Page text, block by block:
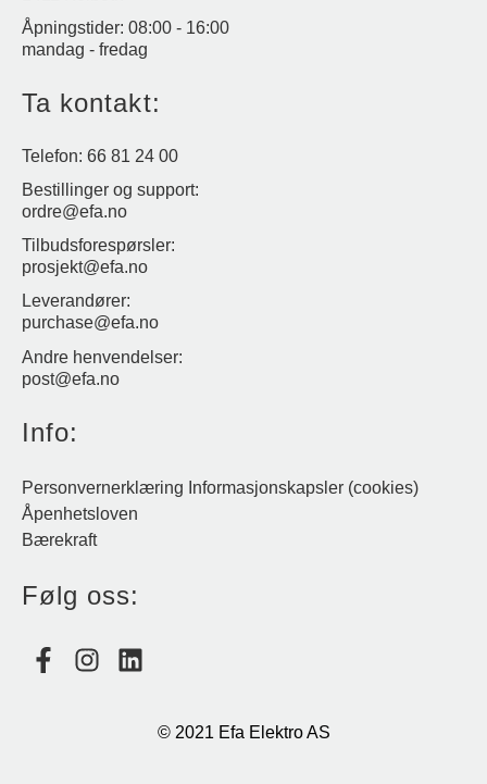
Åpningstider: 08:00 - 16:00
mandag - fredag
Ta kontakt:
Telefon: 66 81 24 00
Bestillinger og support:
ordre@efa.no
Tilbudsforespørsler:
prosjekt@efa.no
Leverandører:
purchase@efa.no
Andre henvendelser:
post@efa.no
Info:
Personvernerklæring Informasjonskapsler (cookies)
Åpenhetsloven
Bærekraft
Følg oss:
© 2021 Efa Elektro AS